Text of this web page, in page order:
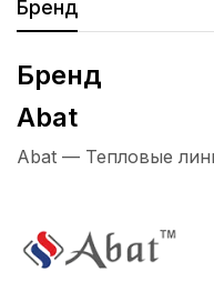
Бренд
Бренд
Abat
Abat — Тепловые